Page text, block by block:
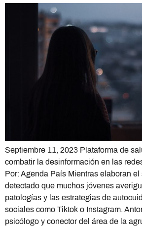
Septiembre 11, 2023 Plataforma de
combatir la desinformación en las
Por: Agenda País Mientras elaboran el
detectado que muchos jóvenes
patologías y las estrategias de
sociales como Tiktok o Instagram.
psicólogo y conector del área de la